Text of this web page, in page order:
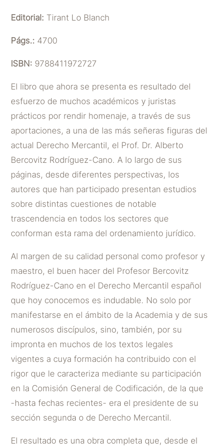
Editorial: Tirant Lo Blanch
Págs.: 4700
ISBN: 9788411972727
El libro que ahora se presenta es resultado del
esfuerzo de muchos académicos y juristas
prácticos por rendir homenaje, a través de sus
aportaciones, a una de las más señeras figuras del
actual Derecho Mercantil, el Prof. Dr. Alberto
Bercovitz Rodríguez-Cano. A lo largo de sus
páginas, desde diferentes perspectivas, los
autores que han participado presentan estudios
sobre distintas cuestiones de notable
trascendencia en todos los sectores que
conforman esta rama del ordenamiento jurídico.
Al margen de su calidad personal como profesor y
maestro, el buen hacer del Profesor Bercovitz
Rodríguez-Cano en el Derecho Mercantil español
que hoy conocemos es indudable. No solo por
manifestarse en el ámbito de la Academia y de sus
numerosos discípulos, sino, también, por su
impronta en muchos de los textos legales
vigentes a cuya formación ha contribuido con el
rigor que le caracteriza mediante su participación
en la Comisión General de Codificación, de la que
-hasta fechas recientes- era el presidente de su
sección segunda o de Derecho Mercantil.
El resultado es una obra completa que, desde el